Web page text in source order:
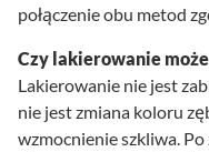
połączenie obu metod
Czy lakierowanie
Lakierowanie nie jest
nie jest zmiana koloru
wzmocnienie szkliwa.